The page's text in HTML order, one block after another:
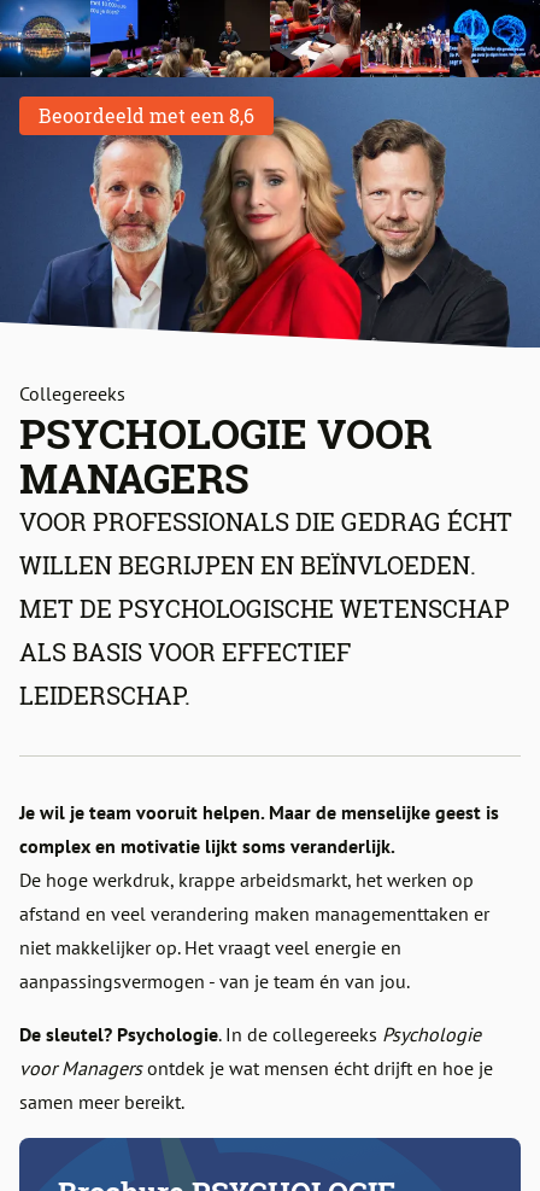
Beoordeeld met een 8,6
Collegereeks
PSYCHOLOGIE VOOR
MANAGERS
VOOR PROFESSIONALS DIE GEDRAG ÉCHT
WILLEN BEGRIJPEN EN BEÏNVLOEDEN.
MET DE PSYCHOLOGISCHE WETENSCHAP
ALS BASIS VOOR EFFECTIEF
LEIDERSCHAP.
Je wil je team vooruit helpen. Maar de menselijke geest is
complex en motivatie lijkt soms veranderlijk.
De hoge werkdruk, krappe arbeidsmarkt, het werken op
afstand en veel verandering maken managementtaken er
niet makkelijker op. Het vraagt veel energie en
aanpassingsvermogen - van je team én van jou.
De sleutel? Psychologie. In de collegereeks Psychologie
voor Managersontdek je wat mensen écht drijft en hoe je
samen meer bereikt.